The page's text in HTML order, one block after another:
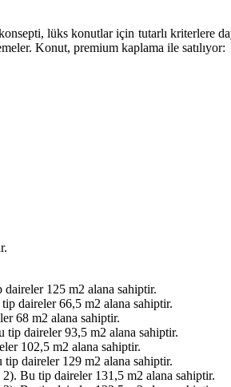
lüks konutlar için tutarlı kriterlere
Konut, premium kaplama ile satılıyor:
125 m2 alana sahiptir.
daireler 66,5 m2 alana sahiptir.
68 m2 alana sahiptir.
daireler 93,5 m2 alana sahiptir.
102,5 m2 alana sahiptir.
daireler 129 m2 alana sahiptir.
Bu tip daireler 131,5 m2 alana sahiptir.